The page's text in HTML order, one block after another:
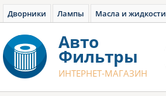
Дворники Лампы Масла и жидкости
Авто
Фильтры
ИНТЕРНЕТ-МАГАЗИН